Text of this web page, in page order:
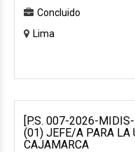
Concluido
Lima
[P.S. 007-2026-
(01) JEFE/A PARA LA
CAJAMARCA